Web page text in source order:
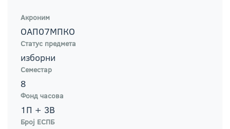
Акроним
ОАП07МПКО
Статус предмета
изборни
Семестар
8
Фонд часова
1П + 3В
Број ЕСПБ